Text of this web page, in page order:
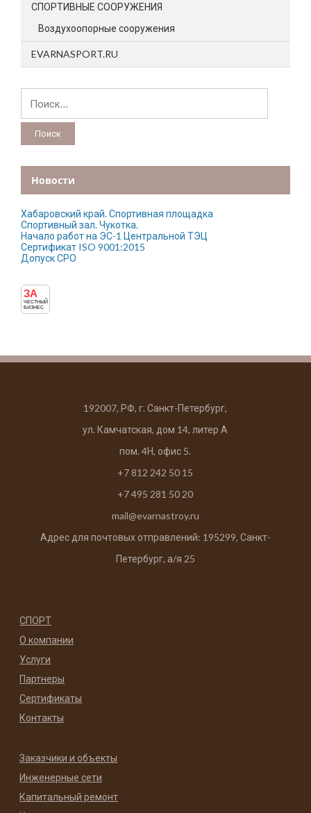
СПОРТИВНЫЕ СООРУЖЕНИЯ
Воздухоопорные сооружения
EVARNASPORT.RU
Найти:
Новости
Хабаровский край. Спортивная площадка
Спортивный зал. Чукотка.
Начало работ на ЭС-1 Центральной ТЭЦ
Сертификат ISO 9001:2015
Допуск СРО
ЗА
ЧЕСТНЫЙ
БИЗНЕС
192007, РФ, г. Санкт-Петербург,
ул. Камчатская, дом 14, литер А
пом. 4Н, офис 5.
+7 812 242 50 15
+7 495 281 50 20
mail@evarnastroy.ru
Адрес для почтовых отправлений: 195299, Санкт-
Петербург, а/я 25
СПОРТ
О компании
Услуги
Партнеры
Сертификаты
Контакты
Заказчики и объекты
Инженерные сети
Капитальный ремонт